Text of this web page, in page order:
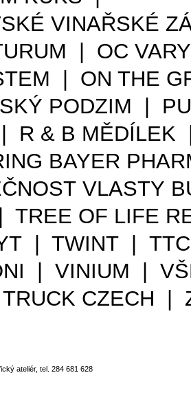
VINAŘSKÉ
| OC
| ON THE
PODZIM |
R & B MĚDÍLEK
BAYER
VLASTY
TREE OF LIFE
| TWINT | TTC
| VINIUM |
CZECH |
ateliér, tel. 284 681 628